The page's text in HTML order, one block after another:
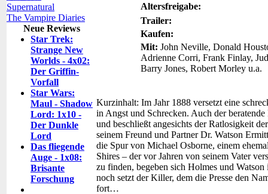
Supernatural
The Vampire Diaries
Neue Reviews
Star Trek:
Strange New
Worlds - 4x02:
Der Griffin-
Vorfall
Star Wars:
Maul - Shadow
Lord: 1x10 -
Der Dunkle
Lord
Das fliegende
Auge - 1x08:
Brisante
Forschung
Altersfreigabe:
Trailer:
Kaufen:
Mit: John Neville, Donald
Adrienne Corri, Frank Finlay,
Barry Jones, Robert Morley u.a.
Kurzinhalt: Im Jahr 1888 versetzt eine
in Angst und Schrecken. Auch der
und beschließt angesichts der Ratlosigkeit
seinem Freund und Partner Dr. Watson
die Spur von Michael Osborne, einem
Shires – der vor Jahren von seinem Vater
zu finden, begeben sich Holmes und
noch setzt der Killer, dem die Presse den
fort…